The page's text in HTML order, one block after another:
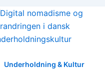
Underholdning & Kultur